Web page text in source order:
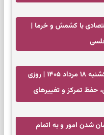
با کشمش و خرما |
فال سرنوشت امروز یکشنبه ۱۸ مرداد ۱۴۰۵ | روزی
حفظ تمرکز و تغییرهای
شدن امور و به اتمام